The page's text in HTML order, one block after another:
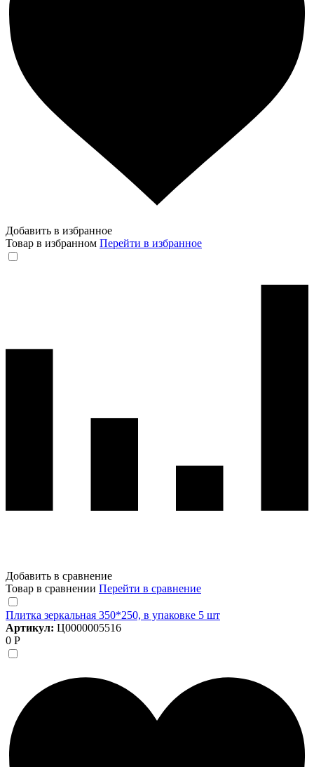
Добавить в избранное
Товар в избранном Перейти в избранное
Добавить в сравнение
Товар в сравнении Перейти в сравнение
Плитка зеркальная 350*250, в упаковке 5 шт
Артикул: Ц0000005516
0 Р